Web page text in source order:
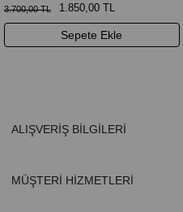
1.850,00 TL
3.700,00 TL
Sepete Ekle
ALIŞVERİŞ BİLGİLERİ
MÜŞTERİ HİZMETLERİ